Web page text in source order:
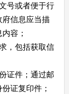
号或者便于行
信息应当描
容；
，包括获取信
证件；通过邮
证复印件；